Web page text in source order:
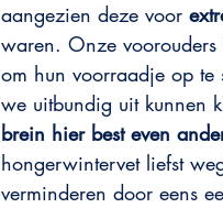
aangezien deze voor
waren. Onze
om hun voorraadje op
we uitbundig uit kunnen
brein hier best even
hongerwintervet liefst
verminderen door eens